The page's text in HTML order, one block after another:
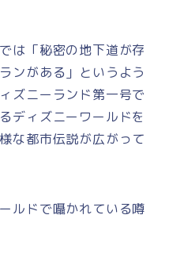
は「秘密の地下道が存
ンがある」というよう
ズニーランド第一号で
ディズニーワールドを
な都市伝説が広がって
ルドで囁かれている噂